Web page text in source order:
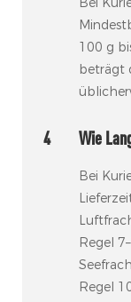
100 g
beträgt
4 Wie
Bei
Regel
Regel